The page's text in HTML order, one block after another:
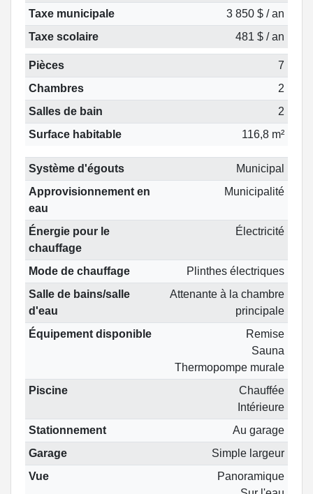
Taxe municipale
3 850 $ / an
Taxe scolaire
481 $ / an
Pièces
7
Chambres
2
Salles de bain
2
Surface habitable
116,8 m²
Système d'égouts
Municipal
Approvisionnement en
eau
Municipalité
Énergie pour le
chauffage
Électricité
Mode de chauffage
Plinthes électriques
Salle de bains/salle
d'eau
Attenante à la chambre
principale
Équipement disponible
Remise
Sauna
Thermopompe murale
Piscine
Chauffée
Intérieure
Stationnement
Au garage
Garage
Simple largeur
Vue
Panoramique